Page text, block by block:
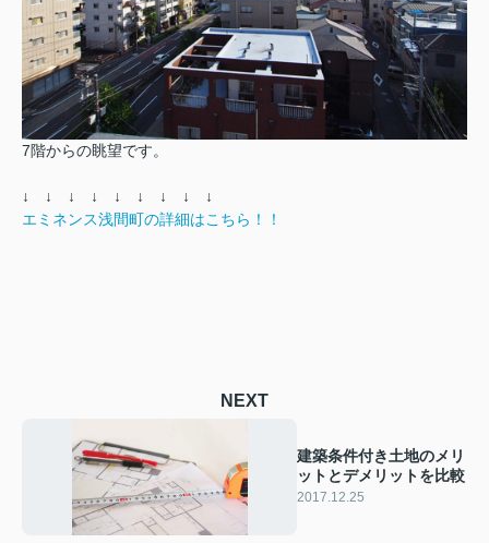
7階からの眺望です。
↓ ↓ ↓ ↓ ↓ ↓ ↓ ↓ ↓
エミネンス浅間町の詳細はこちら！！
NEXT
建築条件付き土地のメリ
ットとデメリットを比較
2017.12.25